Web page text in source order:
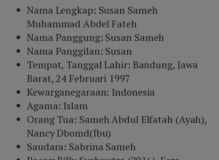
Nama Lengkap: Susan Sameh
Muhammad Abdel Fateh
Nama Panggung: Susan Sameh
Nama Panggilan: Susan
Tempat, Tanggal Lahir: Bandung, Jawa
Barat, 24 Februari 1997
Kewarganegaraan: Indonesia
Agama: Islam
Orang Tua: Sameh Abdul Elfatah (Ayah),
Nancy Dbomd(Ibu)
Saudara: Sabrina Sameh